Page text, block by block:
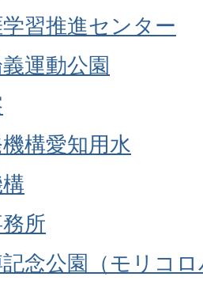
習推進センター
運動公園
構愛知用水
所
念公園（モリコ